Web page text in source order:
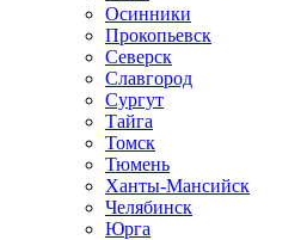
Осинники
Прокопьевск
Северск
Славгород
Сургут
Тайга
Томск
Тюмень
Ханты-Мансийск
Челябинск
Юрга